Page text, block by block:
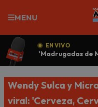
MENU
EN VIVO
'Madrugadas de
Wendy Sulca y
viral: 'Cerveza,